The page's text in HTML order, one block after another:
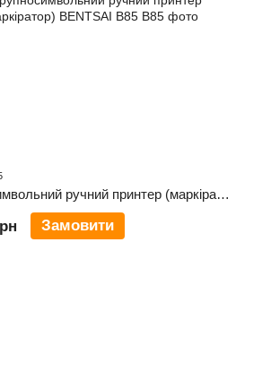
Крупносимвольний ручний принтер (маркіратор) BENTSAI B85
Замовити